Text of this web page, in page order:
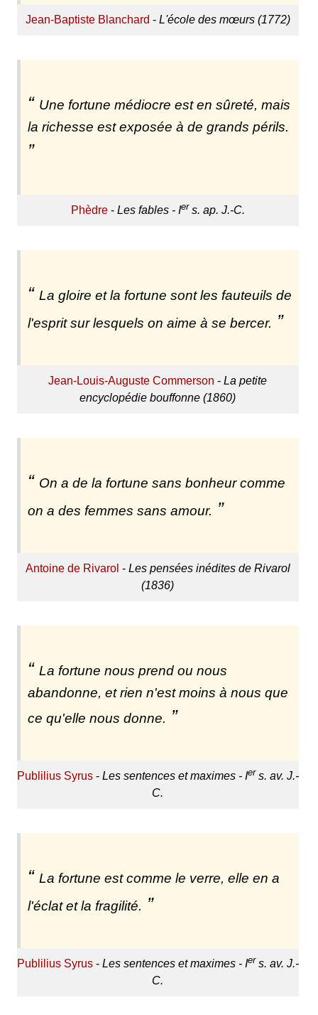
Jean-Baptiste Blanchard - L'école des mœurs (1772)
Une fortune médiocre est en sûreté, mais
la richesse est exposée à de grands périls.
Phèdre- Les fables - Iers. ap. J.-C.
La gloire et la fortune sont les fauteuils de
l'esprit sur lesquels on aime à se bercer.
Jean-Louis-Auguste Commerson -La petite
encyclopédie bouffonne (1860)
On a de la fortune sans bonheur comme
on a des femmes sans amour.
Antoine de Rivarol - Les pensées inédites de Rivarol
(1836)
La fortune nous prend ou nous
abandonne, et rien n'est moins à nous que
ce qu'elle nous donne.
Publilius Syrus- Les sentences et maximes - Iers. av. J.-
C.
La fortune est comme le verre, elle en a
l'éclat et la fragilité.
Publilius Syrus- Les sentences et maximes - Iers. av. J.-
C.